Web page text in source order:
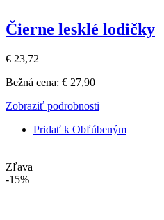
Čierne lesklé lodičky
€ 23,72
Bežná cena: € 27,90
Zobraziť podrobnosti
Pridať k Obľúbeným
Zľava
-15%